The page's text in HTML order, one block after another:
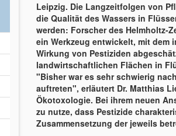
Leipzig. Die Langzeitfolgen von
die Qualität des Wassers in
werden: Forscher des Helmholtz-
ein Werkzeug entwickelt, mit
Wirkung von Pestiziden
landwirtschaftlichen Flächen in
"Bisher war es sehr schwierig
auftreten", erläutert Dr. Matthias
Ökotoxologie. Bei ihrem neuen
zu nutze, dass Pestizide
Zusammensetzung der jeweils